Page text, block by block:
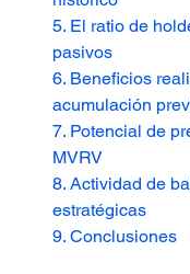
5. El ratio de
pasivos
6. Beneficios
acumulación
7. Potencial de
MVRV
8. Actividad de
estratégicas
9. Conclusiones